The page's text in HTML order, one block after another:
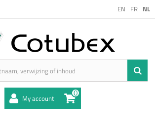
EN FR NL
My account 0